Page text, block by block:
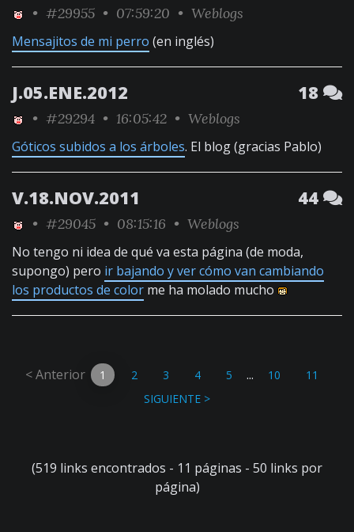
• #29955 • 07:59:20 • Weblogs
Mensajitos de mi perro (en inglés)
J.05.ENE.2012 18
• #29294 • 16:05:42 • Weblogs
Góticos subidos a los árboles. El blog (gracias Pablo)
V.18.NOV.2011 44
• #29045 • 08:15:16 • Weblogs
No tengo ni idea de qué va esta página (de moda,
supongo) pero ir bajando y ver cómo van cambiando
los productos de color me ha molado mucho
< Anterior 1 2 3 4 5 ... 10
11
SIGUIENTE >
(519 links encontrados - 11 páginas - 50 links por
página)